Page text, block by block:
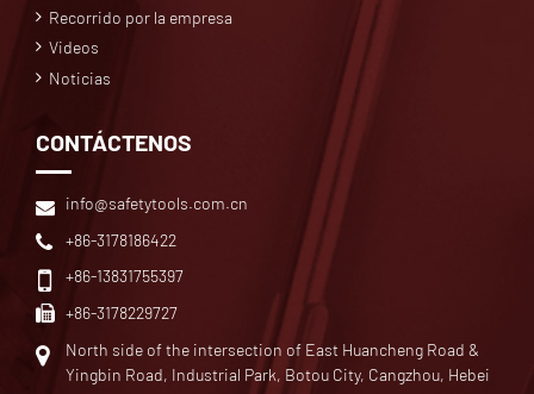
Recorrido por la empresa
Videos
Noticias
CONTÁCTENOS
info@safetytools.com.cn
+86-3178186422
+86-13831755397
+86-3178229727
North side of the intersection of East Huancheng Road &
Yingbin Road, Industrial Park, Botou City, Cangzhou, Hebei